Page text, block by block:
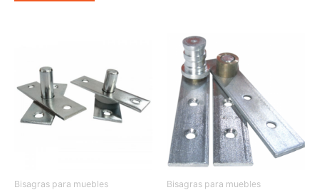
Bisagras para muebles Bisagras para muebles